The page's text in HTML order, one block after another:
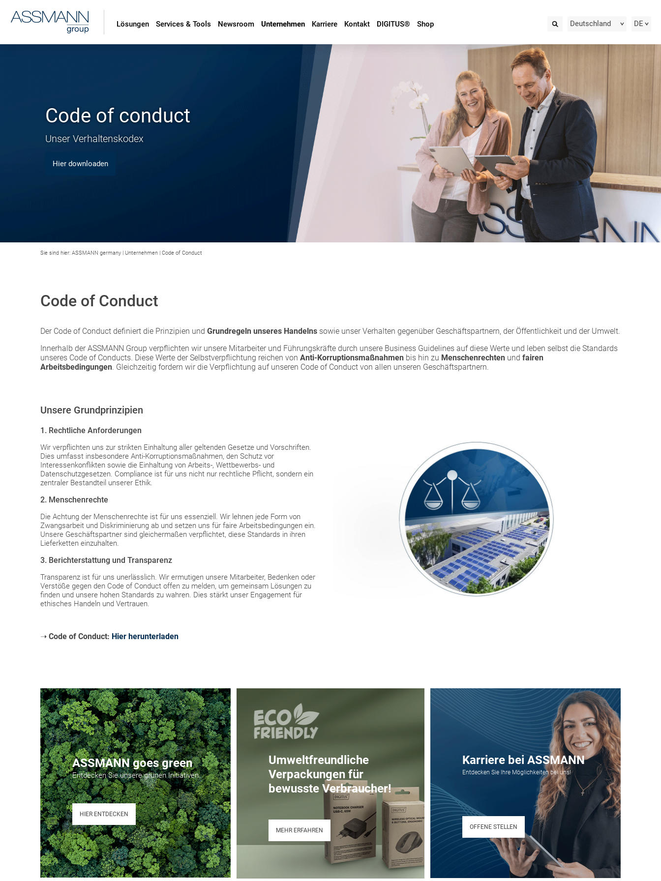
Deutschland DE
Lösungen Services & Tools Newsroom Unternehmen Karriere Kontakt DIGITUS® Shop
Code of conduct
Unser Verhaltenskodex
Hier downloaden
Sie sind hier: ASSMANN germany | Unternehmen | Code of Conduct
Code of Conduct
Der Code of Conduct definiert die Prinzipien und Grundregeln unseres Handelns sowie unser Verhalten gegenüber Geschäftspartnern, der Öffentlichkeit und der Umwelt.
Innerhalb der ASSMANN Group verpflichten wir unsere Mitarbeiter und Führungskräfte durch unsere Business Guidelines auf diese Werte und leben selbst die Standards
unseres Code of Conducts. Diese Werte der Selbstverpflichtung reichen von Anti-Korruptionsmaßnahmen bis hin zu Menschenrechten und fairen
Arbeitsbedingungen. Gleichzeitig fordern wir die Verpflichtung auf unseren Code of Conduct von allen unseren Geschäftspartnern.
Unsere Grundprinzipien
1. Rechtliche Anforderungen
Wir verpflichten uns zur strikten Einhaltung aller geltenden Gesetze und Vorschriften.
Dies umfasst insbesondere Anti-Korruptionsmaßnahmen, den Schutz vor
Interessenkonflikten sowie die Einhaltung von Arbeits-, Wettbewerbs- und
Datenschutzgesetzen. Compliance ist für uns nicht nur rechtliche Pflicht, sondern ein
zentraler Bestandteil unserer Ethik.
2. Menschenrechte
Die Achtung der Menschenrechte ist für uns essenziell. Wir lehnen jede Form von
Zwangsarbeit und Diskriminierung ab und setzen uns für faire Arbeitsbedingungen ein.
Unsere Geschäftspartner sind gleichermaßen verpflichtet, diese Standards in ihren
Lieferketten einzuhalten.
3. Berichterstattung und Transparenz
Transparenz ist für uns unerlässlich. Wir ermutigen unsere Mitarbeiter, Bedenken oder
Verstöße gegen den Code of Conduct offen zu melden, um gemeinsam Lösungen zu
finden und unsere hohen Standards zu wahren. Dies stärkt unser Engagement für
ethisches Handeln und Vertrauen.
➝ Code of Conduct: Hier herunterladen
ASSMANN goes green
Entdecken Sie unsere grünen Initiativen.
HIER ENTDECKEN
Umweltfreundliche
Verpackungen für
bewusste Verbraucher!
MEHR ERFAHREN
Karriere bei ASSMANN
Entdecken Sie Ihre Möglichkeiten bei uns!
OFFENE STELLEN